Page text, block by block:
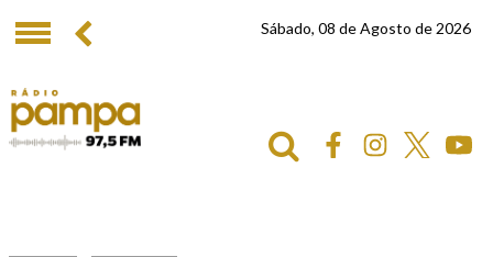
Sábado, 08 de Agosto de 2026